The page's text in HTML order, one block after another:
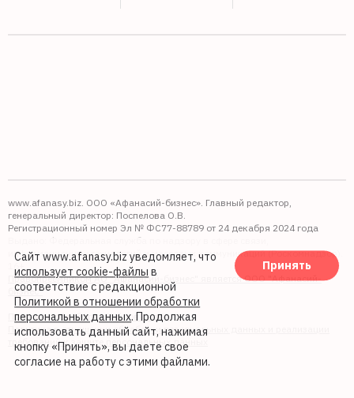
www.afanasy.biz. ООО «Афанасий-бизнес». Главный редактор,
генеральный директор: Поспелова О.В.
Регистрационный номер Эл № ФС77-88789 от 24 декабря 2024 года
Выдано: Федеральная служба по надзору в сфере связи,
информационных технологий и массовых коммуникаций (Роскомнадзор).
Правопреемником АО "Афанасий-бизнес" является ООО "Афанасий-
бизнес"
Политика обработки файлов cookie
Политика в отношении обработки персональных данных и реализации
требований к защите персональных данных
Сайт www.afanasy.biz уведомляет, что
использует cookie-файлы в
соответствие с редакционной
Политикой в отношении обработки
персональных данных. Продолжая
использовать данный сайт, нажимая
кнопку «Принять», вы даете свое
согласие на работу с этими файлами.
Принять